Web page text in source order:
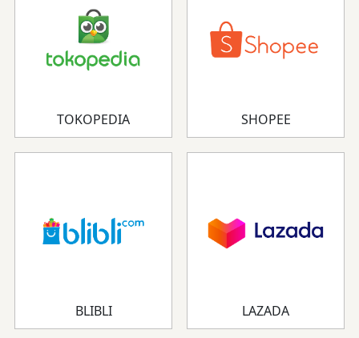
TOKOPEDIA SHOPEE
BLIBLI LAZADA